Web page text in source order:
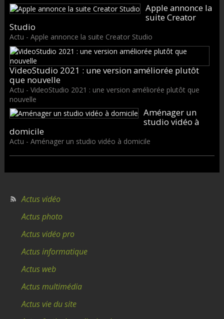
Apple annonce la
suite Creator
Studio
Actu - Apple annonce la suite Creator Studio
VideoStudio 2021 : une version améliorée plutôt
que nouvelle
Actu - VideoStudio 2021 : une version améliorée plutôt que
nouvelle
Aménager un
studio vidéo à
domicile
Actu - Aménager un studio vidéo à domicile
Actus vidéo
Actus photo
Actus vidéo pro
Actus informatique
Actus web
Actus multimédia
Actus vie du site